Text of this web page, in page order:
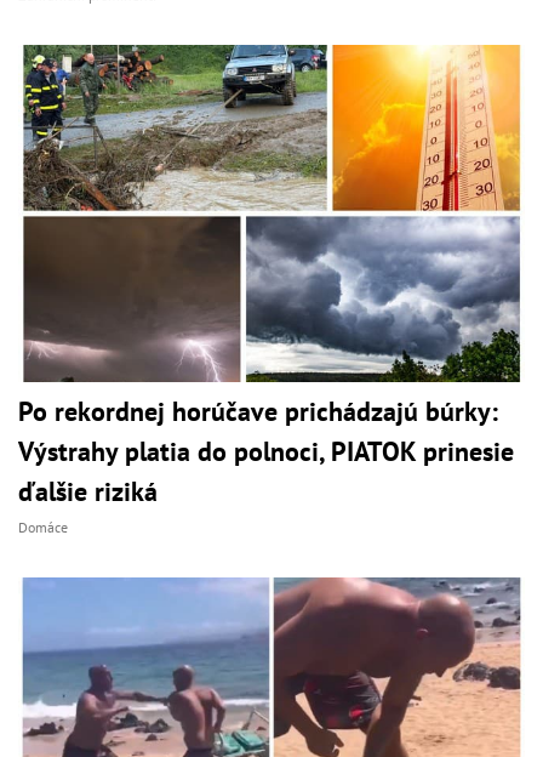
Po rekordnej horúčave prichádzajú búrky:
Výstrahy platia do polnoci, PIATOK prinesie
ďalšie riziká
Domáce